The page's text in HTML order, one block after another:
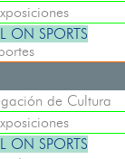
ON SPORTS
de Cultura
ON SPORTS